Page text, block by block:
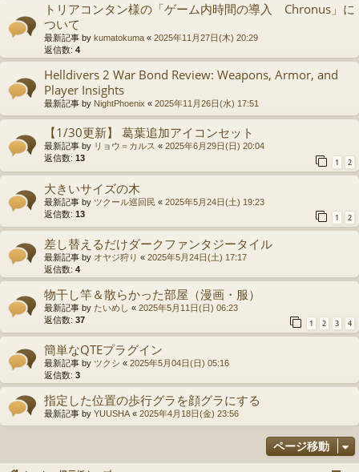
トリアコンタン様の「ゲーム内時間の導入 Chronus」に
ついて
最新記事 by kumatokuma « 2025年11月27日(木) 20:29
返信数: 4
Helldivers 2 War Bond Review: Weapons, Armor, and
Player Insights
最新記事 by NightPhoenix « 2025年11月26日(水) 17:51
【1/30更新】 葛葉追加アイコンセット
最新記事 by リョウ＝カルス « 2025年6月29日(日) 20:04
返信数: 13 1 2
大きいサイズの木
最新記事 by ツクール巡回民 « 2025年5月24日(土) 19:23
返信数: 13 1 2
差し替えるだけダークファンタジータイル
最新記事 by オヤジ狩り « 2025年5月24日(土) 17:17
返信数: 4
物干し竿＆散らかった部屋（漫画・服）
最新記事 by たいめし « 2025年5月11日(日) 06:23
返信数: 37 1 2 3 4
簡単なQTEプラグイン
最新記事 by ツクシ « 2025年5月04日(日) 05:16
返信数: 3
指定した位置の歩行グラを顔グラにする
最新記事 by YUUSHA« 2025年4月18日(金) 23:56
ページ移動